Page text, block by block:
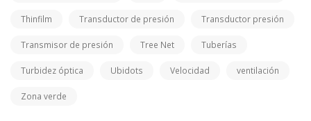
Thinfilm Transductor de presión Transductor presión
Transmisor de presión Tree Net Tuberías
Turbidez óptica Ubidots Velocidad ventilación
Zona verde